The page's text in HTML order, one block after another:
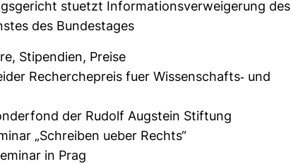
stuetzt Infor­ma­ti­ons­ver­wei­ge­rung des
des Bun­des­tages
Sti­pen­dien, Preise
Recher­che­preis fuer Wis­sen­schafts-​ und
der Rudolf Aug­stein Stif­tung
„Schreiben ueber Rechts“
in Prag